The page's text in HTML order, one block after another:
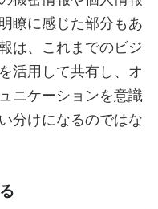
瞭に感じた部分もあ
は、これまでのビジ
活用して共有し、オ
ニケーションを意識
分けになるのではな